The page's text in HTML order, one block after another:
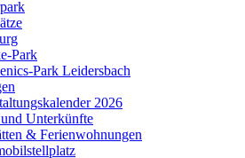
Park
Park Leidersbach
2026
Unterkünfte
& Ferienwohnungen